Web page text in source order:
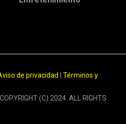
de privacidad
Términos y
(C) 2024. ALL RIGHTS